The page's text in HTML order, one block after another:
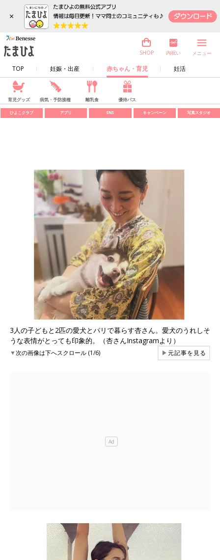
×
TOP 妊娠・出産 赤ちゃん・育児 妊活
SHOP 内祝い メニュー
育児グッズ 病気・予防接種 離乳食 優待パス
ひよこクラブ アプリ SNS キャンペーン 写真スタジオ
3人の子どもと2匹の愛犬とパリで暮らす杏さん。愛犬のうれしそ
うな表情がとっても印象的。（杏さんInstagramより）
▼次の画像は下へスクロール (1/6) ▶元記事を見る